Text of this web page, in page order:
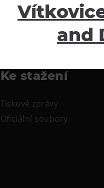
Ke stažení
Tiskové zprávy
Oficiální soubory
and